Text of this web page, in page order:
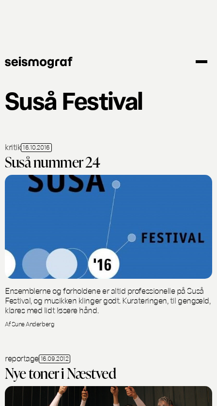
Suså Festival
kritik 16.10.2016
Suså nummer 24
Ensemblerne og forholdene er altid professionelle på Suså
Festival, og musikken klinger godt. Kurateringen, til gengæld,
klares med lidt løsere hånd.
Af Sune Anderberg
reportage 16.09.2012
Nye toner i Næstved